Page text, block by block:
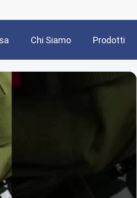
Chi Siamo Prodotti